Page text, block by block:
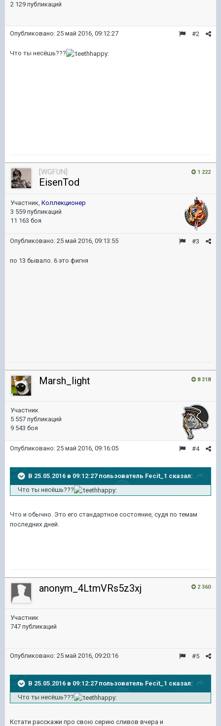
2 129 публикаций
#2
Опубликовано: 25 май 2016, 09:12:27
Что ты несёшь???
1 222
[WGFUN]
EisenTod
Участник, Коллекционер
3 559 публикаций
11 163 боя
#3
Опубликовано: 25 май 2016, 09:13:55
по 13 бывало. 6 это фигня
8 318
Marsh_light
Участник
5 557 публикаций
9 543 боя
#4
Опубликовано: 25 май 2016, 09:16:05
В 25.05.2016 в 09:12:27 пользователь Fecit_1 сказал:
Что ты несёшь???
Что и обычно. Это его стандартное состояние, судя по темам
последних дней.
2 360
anonym_4LtmVRs5z3xj
Участник
747 публикаций
#5
Опубликовано: 25 май 2016, 09:20:16
В 25.05.2016 в 09:12:27 пользователь Fecit_1 сказал:
Что ты несёшь???
Кстати расскажи про свою серию сливов вчера и